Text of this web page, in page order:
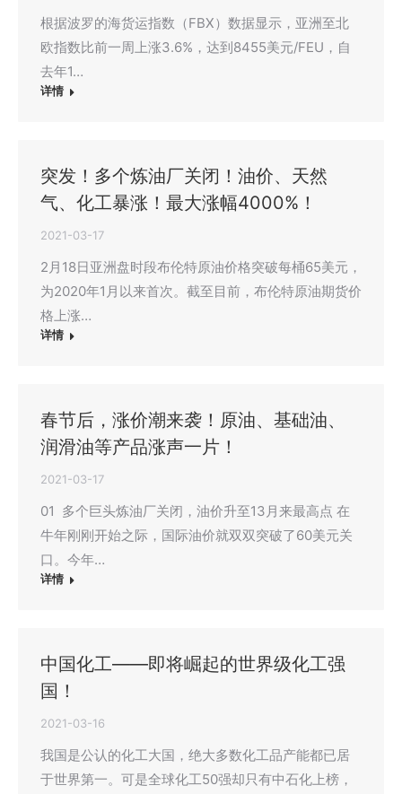
根据波罗的海货运指数（FBX）数据显示，亚洲至北
欧指数比前一周上涨3.6%，达到8455美元/FEU，自
去年1…
详情
突发！多个炼油厂关闭！油价、天然
气、化工暴涨！最大涨幅4000%！
2021-03-17
2月18日亚洲盘时段布伦特原油价格突破每桶65美元，
为2020年1月以来首次。截至目前，布伦特原油期货价
格上涨…
详情
春节后，涨价潮来袭！原油、基础油、
润滑油等产品涨声一片！
2021-03-17
01 多个巨头炼油厂关闭，油价升至13月来最高点 在
牛年刚刚开始之际，国际油价就双双突破了60美元关
口。今年…
详情
中国化工——即将崛起的世界级化工强
国！
2021-03-16
我国是公认的化工大国，绝大多数化工品产能都已居
于世界第一。可是全球化工50强却只有中石化上榜，